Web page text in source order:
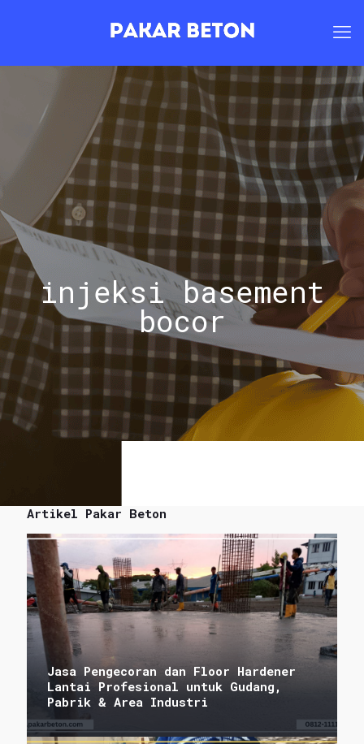
injeksi basement
bocor
Artikel Pakar Beton
Jasa Pengecoran dan Floor Hardener
Lantai Profesional untuk Gudang,
Pabrik & Area Industri